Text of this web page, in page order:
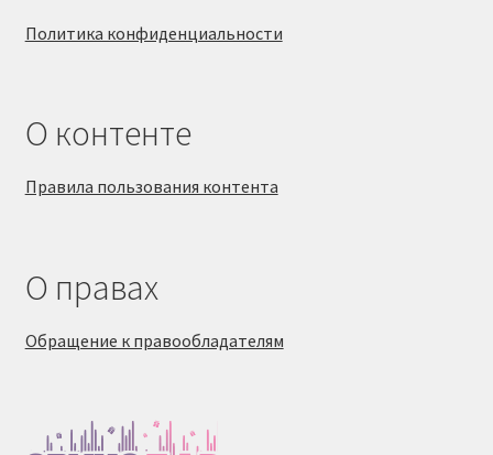
Политика конфиденциальности
О контенте
Правила пользования контента
О правах
Обращение к правообладателям